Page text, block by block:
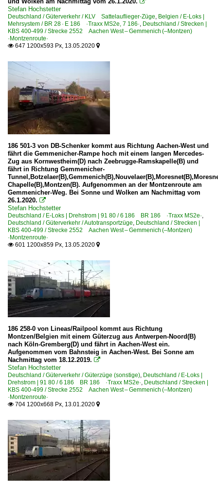
Stefan Hochstetter
Deutschland / Güterverkehr / KLV Sattelauflieger-Züge, Belgien / E-Loks |
Mehrsystem / BR 28 · E 186 ·Traxx MS2e, 7 186·, Deutschland / Strecken |
KBS 400-499 / Strecke 2552 Aachen West – Gemmenich (–Montzen)
·Montzenroute·
 647 1200x593 Px, 13.05.2020 
186 501-3 von DB-Schenker kommt aus Richtung Aachen-West und
fährt die Gemmenicher-Rampe hoch mit einem langen Mercedes-
Zug aus Kornwestheim(D) nach Zeebrugge-Ramskapelle(B) und
fährt in Richtung Gemmenicher-
Chapelle(B),Montzen(B). Aufgenommen an der Montzenroute am
Gemmenicher-Weg. Bei Sonne und Wolken am Nachmittag vom
26.1.2020. 
Stefan Hochstetter
Deutschland / E-Loks | Drehstrom | 91 80 / 6 186 BR 186 ·Traxx MS2e·,
Deutschland / Güterverkehr / Autotransportzüge, Deutschland / Strecken |
KBS 400-499 / Strecke 2552 Aachen West – Gemmenich (–Montzen)
·Montzenroute·
 601 1200x859 Px, 13.05.2020 
186 258-0 von Lineas/Railpool kommt aus Richtung
Montzen/Belgien mit einem Güterzug aus Antwerpen-Noord(B)
nach Köln-Gremberg(D) und fährt in Aachen-West ein.
Aufgenommen vom Bahnsteig in Aachen-West. Bei Sonne am
Nachmittag vom 18.12.2019. 
Stefan Hochstetter
Deutschland / Güterverkehr / Güterzüge (sonstige), Deutschland / E-Loks |
Drehstrom | 91 80 / 6 186 BR 186 ·Traxx MS2e·, Deutschland / Strecken |
KBS 400-499 / Strecke 2552 Aachen West – Gemmenich (–Montzen)
·Montzenroute·
 704 1200x668 Px, 13.01.2020 